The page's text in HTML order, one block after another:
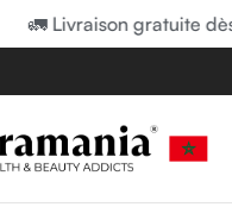
🚛 Livraison gratuite dès